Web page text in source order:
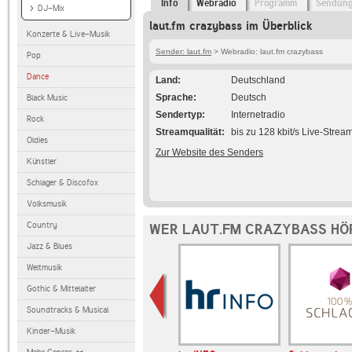
DJ-Mix
Konzerte & Live-Musik
Pop
Dance
Black Music
Rock
Oldies
Künstler
Schlager & Discofox
Volksmusik
Country
Jazz & Blues
Weltmusik
Gothic & Mittelalter
Soundtracks & Musical
Kinder-Musik
Info Webradio Programm
laut.fm crazybass im Überblick
Sender: laut.fm > Webradio: laut.fm crazybass
Land
Deutschland
Sprache
Deutsch
Sendertyp
Internetradio
Streamqualität
bis zu 128 kbit/s Live-
Zur Website des Senders
WER LAUT.FM CRAZYBASS